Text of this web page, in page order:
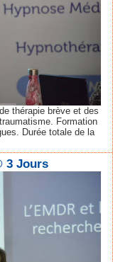
thérapie brève et des
Formation
Durée totale de la
3 Jours